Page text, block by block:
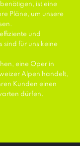
ist eine
Pläne, um unsere
und
sind für uns keine
eine Oper in
Alpen handelt,
Kunden einen
dürfen.